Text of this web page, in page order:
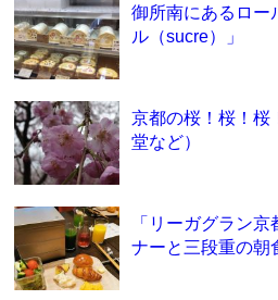
御所南にあるロー
ル（sucre）」
京都の桜！桜！桜
堂など）
「リーガグラン
ナーと三段重の朝